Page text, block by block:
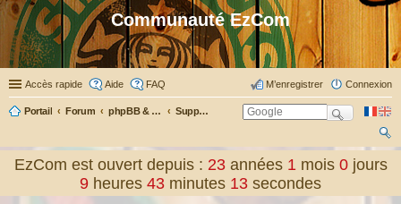
Communauté EzCom
Accès rapide Aide FAQ Connexion
M’enregistrer
Portail Forum phpBB & Co Support pour phpBB
ch
EzCom est ouvert depuis : 23 années1 mois0 jours
9 heures 43 minutes 13 secondes